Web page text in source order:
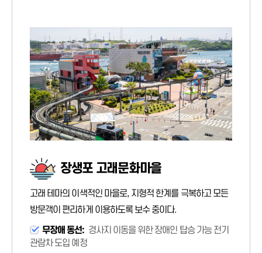
장생포 고래문화마을
고래 테마의 이색적인 마을로, 지형적 한계를 극복하고 모든
방문객이 편리하게 이용하도록 보수 중이다.
무장애 동선: 경사지 이동을 위한 장애인 탑승 가능 전기
관람차 도입 예정